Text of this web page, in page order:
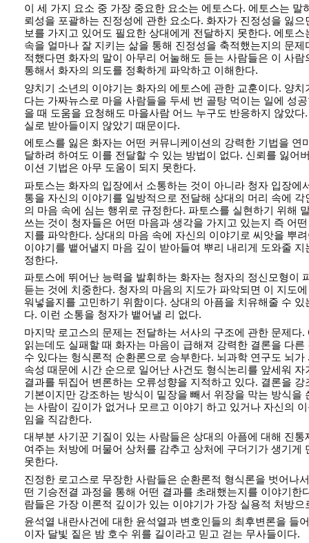
이 세 가지 요소 중 가장 중요한 요소는 에토스다. 에토스는 말
뢰성을 포괄하는 진정성에 관한 요소다. 화자가 진정성을 잃
보를 가지고 있어도 필요한 상대에게 전달하지 못한다. 에토
속을 얼마나 잘 지키는 삶을 통해 진정성을 축적했는지의 문
적했다면 화자의 말이 아무리 어눌해도 듣는 사람들은 이 사
통해서 화자의 의도를 정확하게 파악하고 이해한다.
양치기 소년의 이야기는 화자의 에토스에 관한 교훈이다. 양
다는 가짜뉴스로 마을 사람들을 두세 번 골탕 먹이는 일에 성
을 때 도움을 요청해도 마을사람 어느 누구도 반응하지 않았
실로 받아들이지 않았기 때문이다.
에토스를 잃은 화자는 어떤 커뮤니케이션의 강력한 기법을 연
달하려 하여도 이를 전달할 수 있는 방법이 없다. 신뢰를 잃어
이션 기법은 아무 도움이 되지 못한다.
파토스는 화자의 입장에서 소통하는 것이 아니라 청자 입장에
통을 자신의 이야기를 일방적으로 전달해 상대의 머리 속에
의 마음 속에 심는 행위로 규정한다. 파토스를 실현하기 위해
쓰는 것이 청자들은 어떤 마음과 생각을 가지고 있는지 즉 어
지를 파악한다. 상대의 마음 속에 자신의 이야기로 씨앗을 뿌
이야기를 뱉어낼지 마음 깊이 받아들여 뿌리 내리게 도와줄
정한다.
파토스에 뛰어난 능력을 발휘하는 화자는 청자의 정신모형이
듣는 것에 치중한다. 청자의 마음의 지도가 파악되면 이 지도
워넣을지를 고민하기 위함이다. 상대의 아픔을 치유해줄 수
다. 이런 소통을 청자가 뱉어낼 리 없다.
마지막 로고스의 문제는 전달하는 서사의 구조에 관한 문제다
읽는데도 실패할 때 화자는 마음이 급해져 강력한 결론을 다
수 있다는 헝식론적 순환론으로 승부한다. 뇌과학 연구도 뇌
속성 때문에 시간 순으로 일어난 사건도 형식논리를 앞세워
결과를 뒤집어 변론하는 오류성향을 지적하고 있다. 결론을
기본이지만 강조하는 방식이 밑장을 빼서 위장을 막는 방식을
는 사람이 깊이가 없거나 모르고 이야기 하고 있거나 자신의
임을 직감한다.
대부분 사기꾼 기질이 있는 사람들은 상대의 아픔에 대해 진
여주는 처방에 머물어 상처를 감추고 상처에 구더기가 생기게
못한다.
진정한 로고스로 무장한 사람들은 순환론적 형식론을 벗어나
떤 기승전결 과정을 통해 어떤 결과를 초래했는지를 이야기한
람들은 가장 이론적 깊이가 있는 이야기가 가장 실용적 처방
윤석열 내란사건에 대한 윤석열과 변호인들의 최후변론을 들
이자 달빛 짙은 밤 호수 위를 길이라고 믿고 걷는 무사들이다.